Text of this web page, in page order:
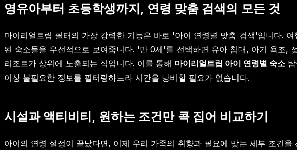
영유아부터 초등학생까지, 연령 맞춤 검색의 모든 것
마이리얼트립 필터의 가장 강력한 기능은 바로 '아이 연령별 맞춤 검색'입니다.
된 숙소들을 우선적으로 보여줍니다. '만 0세'를 선택하면 유아 침대, 아기 욕조,
리조트가 상위에 노출되는 식입니다. 이를 통해 마이리얼트립 아이 연령별 숙소
이상 불필요한 정보를 필터링하느라 시간을 낭비할 필요가 없습니다.
시설과 액티비티, 원하는 조건만 콕 집어 비교하기
아이의 연령 설정이 끝났다면, 이제 우리 가족의 취향과 필요에 맞는 세부 조건